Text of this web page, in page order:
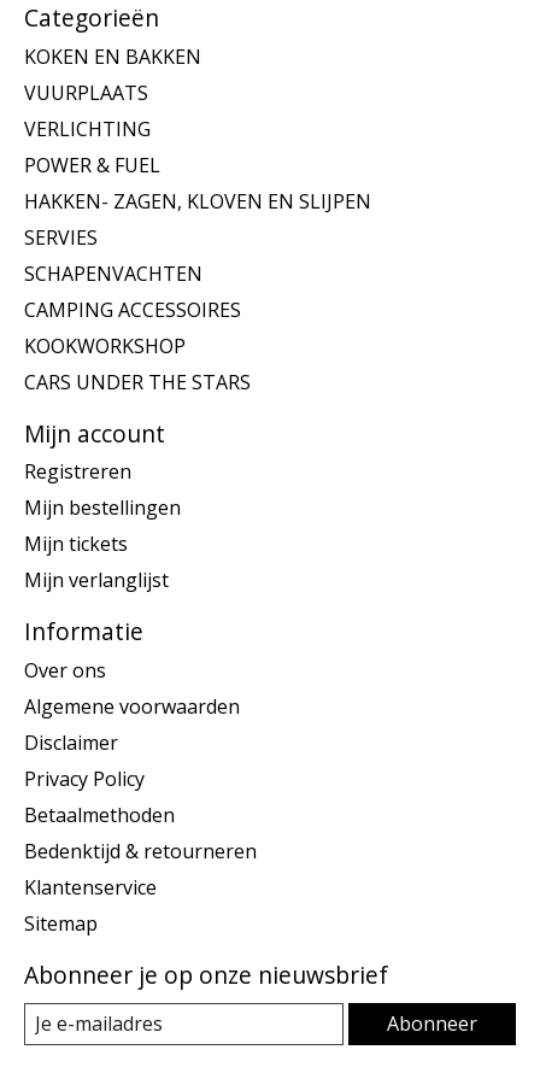
Categorieën
KOKEN EN BAKKEN
VUURPLAATS
VERLICHTING
POWER & FUEL
HAKKEN- ZAGEN, KLOVEN EN SLIJPEN
SERVIES
SCHAPENVACHTEN
CAMPING ACCESSOIRES
KOOKWORKSHOP
CARS UNDER THE STARS
Mijn account
Registreren
Mijn bestellingen
Mijn tickets
Mijn verlanglijst
Informatie
Over ons
Algemene voorwaarden
Disclaimer
Privacy Policy
Betaalmethoden
Bedenktijd & retourneren
Klantenservice
Sitemap
Abonneer je op onze nieuwsbrief
Abonneer